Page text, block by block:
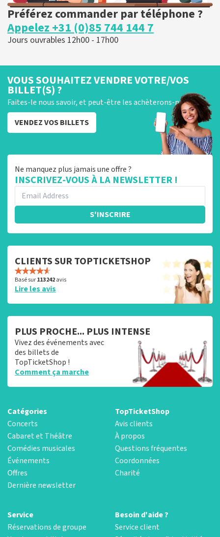
Préférez commander par téléphone ?
Appelez +31 (0)85 744 144 7
Jours ouvrables 12h00 - 17h00
VOUS SOUHAITEZ VENDRE VOTRE/VOS
BILLET(S) ?
Faites-le nous savoir, et peut-être les achèterons-nous !
VENDEZ VOS BILLETS
Ne manquez plus jamais une offre ?
INSCRIVEZ-VOUS À LA NEWSLETTER !
S'INSCRIRE
CLIENTS SUR TOPTICKETSHOP
Basé sur113 242avis
Lire les avis
PLUS PROCHE... PLUS INTENSE
Vivez des événements avec
des billets de
TopTicketShop !
Comment ça marche
Catégories
Concerts
Cabaret et Théâtre
Comédies musicales
Événements
Offres
Dernière newsletter
TopTicketShop
Avis clients
À propos
Questions fréquentes
Coordonnées
Charité
Service
Réservations de groupe
Besoin d'aide ?
Service client